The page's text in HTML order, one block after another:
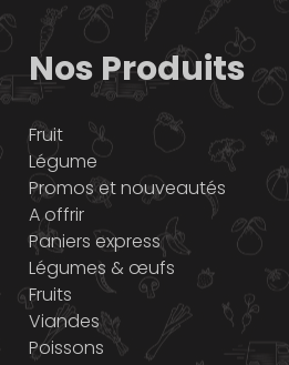
Nos Produits
Fruit
Légume
Promos et nouveautés
A offrir
Paniers express
Légumes & œufs
Fruits
Viandes
Poissons